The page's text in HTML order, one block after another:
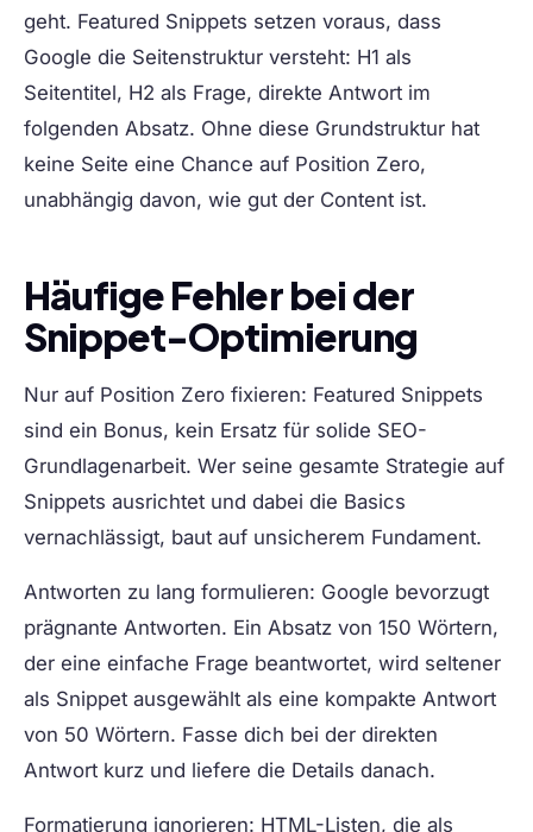
geht. Featured Snippets setzen voraus, dass
Google die Seitenstruktur versteht: H1 als
Seitentitel, H2 als Frage, direkte Antwort im
folgenden Absatz. Ohne diese Grundstruktur hat
keine Seite eine Chance auf Position Zero,
unabhängig davon, wie gut der Content ist.
Häufige Fehler bei der
Snippet-Optimierung
Nur auf Position Zero fixieren: Featured Snippets
sind ein Bonus, kein Ersatz für solide SEO-
Grundlagenarbeit. Wer seine gesamte Strategie auf
Snippets ausrichtet und dabei die Basics
vernachlässigt, baut auf unsicherem Fundament.
Antworten zu lang formulieren: Google bevorzugt
prägnante Antworten. Ein Absatz von 150 Wörtern,
der eine einfache Frage beantwortet, wird seltener
als Snippet ausgewählt als eine kompakte Antwort
von 50 Wörtern. Fasse dich bei der direkten
Antwort kurz und liefere die Details danach.
Formatierung ignorieren: HTML-Listen, die als